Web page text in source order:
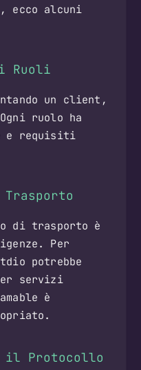
ecco alcuni
i Ruoli
un client,
ruolo ha
e requisiti
di trasporto è
Per
potrebbe
servizi
è
il Protocollo